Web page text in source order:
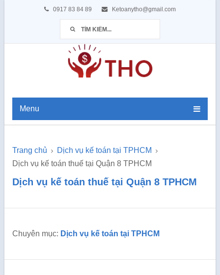
0917 83 84 89 Ketoanytho@gmail.com
Menu
Trang chủ
Dịch vụ kế toán tại TPHCM
Dịch vụ kế toán thuế tại Quận 8 TPHCM
Dịch vụ kế toán thuế tại Quận 8 TPHCM
Chuyên mục: Dịch vụ kế toán tại TPHCM